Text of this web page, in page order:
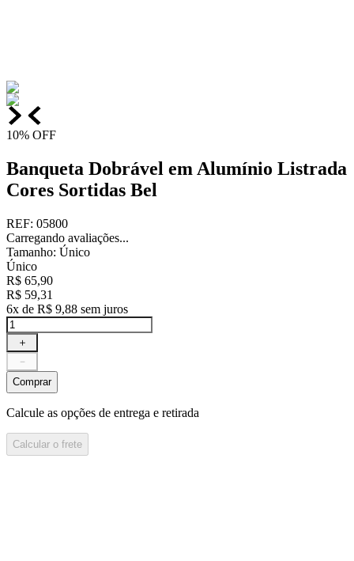
10% OFF
Banqueta Dobrável em Alumínio Listrada
Cores Sortidas Bel
REF: 05800
Carregando avaliações...
Tamanho: Único
Único
R$ 65,90
R$ 59,31
6x de R$ 9,88 sem juros
＋
－
Comprar
Calcule as opções de entrega e retirada
Calcular o frete